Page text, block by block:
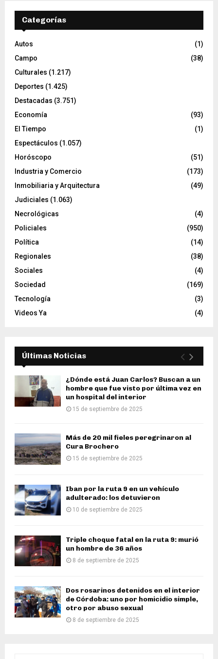
Categorías
Autos
(1)
Campo
(38)
Culturales (1.217)
Deportes (1.425)
Destacadas (3.751)
Economía
(93)
El Tiempo
(1)
Espectáculos (1.057)
Horóscopo
(51)
Industria y Comercio
(173)
Inmobiliaria y Arquitectura
(49)
Judiciales (1.063)
Necrológicas
(4)
Policiales
(950)
Política
(14)
Regionales
(38)
Sociales
(4)
Sociedad
(169)
Tecnología
(3)
Videos Ya
(4)
Últimas Noticias
¿Dónde está Juan Carlos? Buscan a un
hombre que fue visto por última vez en
un hospital del interior
15 de septiembre de 2025
Más de 20 mil fieles peregrinaron al
Cura Brochero
15 de septiembre de 2025
Iban por la ruta 9 en un vehículo
adulterado: los detuvieron
10 de septiembre de 2025
Triple choque fatal en la ruta 9: murió
un hombre de 36 años
8 de septiembre de 2025
Dos rosarinos detenidos en el interior
de Córdoba: uno por homicidio simple,
otro por abuso sexual
8 de septiembre de 2025